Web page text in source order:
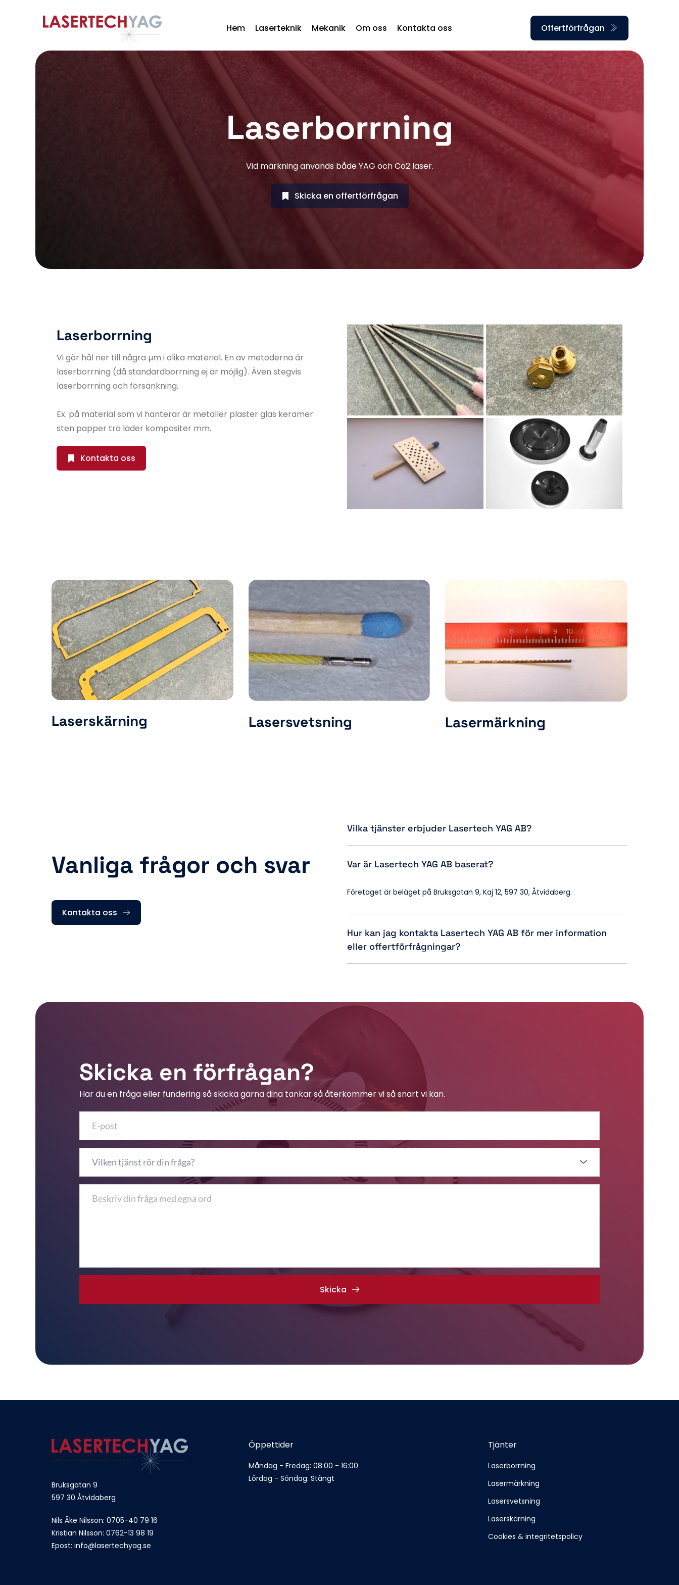
Hem Laserteknik Mekanik Om oss Kontakta oss Offertförfrågan
Laserborrning
Vid märkning används både YAG och Co2 laser.
Skicka en offertförfrågan
Laserborrning
Vi gör hål ner till några µm i olika material. En av metoderna är
laserborrning (då standardborrning ej är möjlig). Även stegvis
laserborrning och försänkning.
Ex. på material som vi hanterar är metaller plaster glas keramer
sten papper trä läder kompositer mm.
Kontakta oss
Laserskärning Lasersvetsning Lasermärkning
Vanliga frågor och svar
Kontakta oss
Vilka tjänster erbjuder Lasertech YAG AB?
lasersvetsning, lasermärkning, laserlödning, laserborrning,
Företaget är beläget på Bruksgatan 9, Kaj 12, 597 30, Åtvidaberg.
Hur kan jag kontakta Lasertech YAG AB för mer information
eller offertförfrågningar?
Skicka en förfrågan?
Har du en fråga eller fundering så skicka gärna dina tankar så återkommer vi så snart vi kan.
Vilken tjänst rör din fråga?
Skicka
Bruksgatan 9
597 30 Åtvidaberg
Nils Åke Nilsson: 0705-40 79 16
Kristian Nilsson: 0762-13 98 19
Epost: info@lasertechyag.se
Öppettider
Måndag - Fredag: 08:00 - 16:00
Lördag - Söndag: Stängt
Tjänter
Laserborrning
Lasermärkning
Lasersvetsning
Laserskärning
Cookies & integritetspolicy